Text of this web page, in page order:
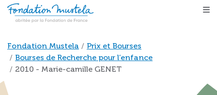
Aller au contenu principal
Fil d'Ariane
Fondation Mustela
Prix et Bourses
Bourses de Recherche pour l’enfance
2010 - Marie-camille GENET